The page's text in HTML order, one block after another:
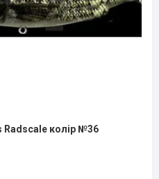
Radscale колір №36